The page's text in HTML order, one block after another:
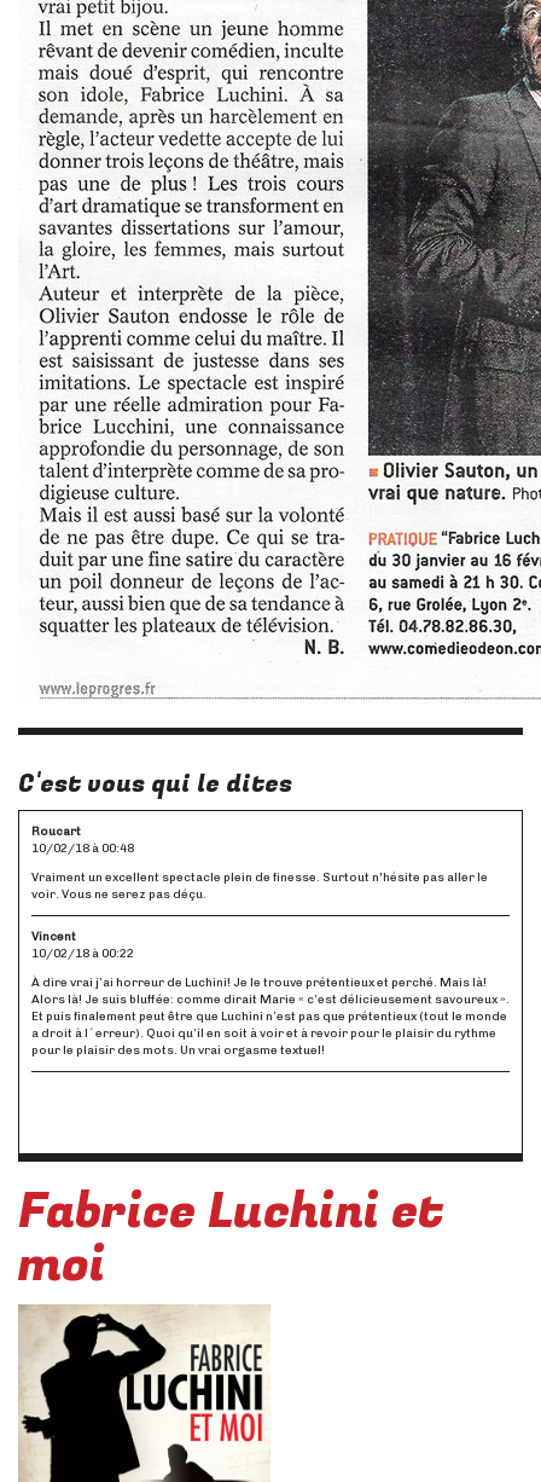
C'est vous qui le dites
Roucart
10/02/18 à 00:48
Vraiment un excellent spectacle plein de finesse. Surtout n'hésite pas aller le
voir. Vous ne serez pas déçu.
Vincent
10/02/18 à 00:22
À dire vrai j’ai horreur de Luchini! Je le trouve prétentieux et perché. Mais là!
Alors là! Je suis bluffée: comme dirait Marie « c’est délicieusement savoureux ».
Et puis finalement peut être que Luchini n’est pas que prétentieux (tout le monde
a droit à l´erreur). Quoi qu’il en soit à voir et à revoir pour le plaisir du rythme
pour le plaisir des mots. Un vrai orgasme textuel!
Fabrice Luchini et
moi